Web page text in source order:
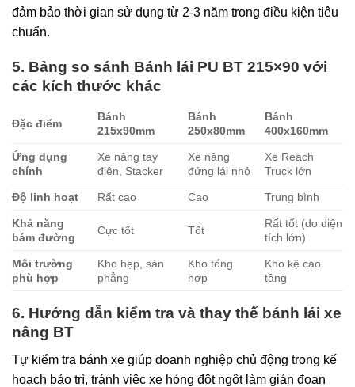
đảm bảo thời gian sử dụng từ 2-3 năm trong điều kiện tiêu
chuẩn.
5. Bảng so sánh Bánh lái PU BT 215×90 với
các kích thước khác
Đặc điểm
Bánh
215x90mm
Bánh
250x80mm
Bánh
400x160mm
Ứng dụng
chính
Xe nâng tay
điện, Stacker
Xe nâng
đứng lái nhỏ
Xe Reach
Truck lớn
Độ linh hoạt Rất cao Cao Trung bình
Khả năng
bám đường
Cực tốt Tốt
Rất tốt (do diện
tích lớn)
Môi trường
phù hợp
Kho hẹp, sàn
phẳng
Kho tổng
hợp
Kho kệ cao
tầng
6. Hướng dẫn kiểm tra và thay thế bánh lái xe
nâng BT
Tự kiểm tra bánh xe giúp doanh nghiệp chủ động trong kế
hoạch bảo trì, tránh việc xe hỏng đột ngột làm gián đoạn